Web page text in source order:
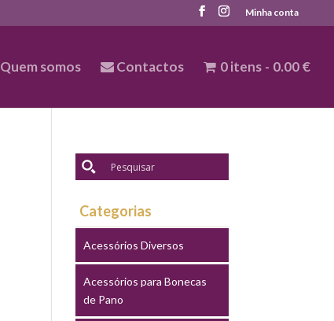
Minha conta
Quem somos Contactos 0 itens 0.00 €
Categorias
Acessórios Diversos
Acessórios para Bonecas
de Pano